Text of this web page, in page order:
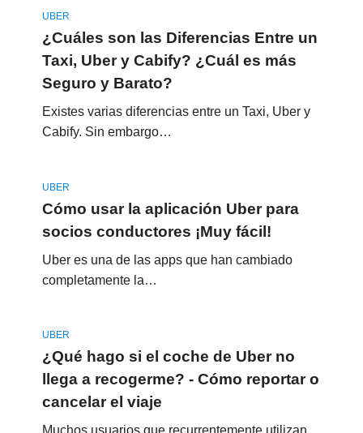
UBER
¿Cuáles son las Diferencias Entre un
Taxi, Uber y Cabify? ¿Cuál es más
Seguro y Barato?
Existes varias diferencias entre un Taxi, Uber y
Cabify. Sin embargo…
UBER
Cómo usar la aplicación Uber para
socios conductores ¡Muy fácil!
Uber es una de las apps que han cambiado
completamente la…
UBER
¿Qué hago si el coche de Uber no
llega a recogerme? - Cómo reportar o
cancelar el viaje